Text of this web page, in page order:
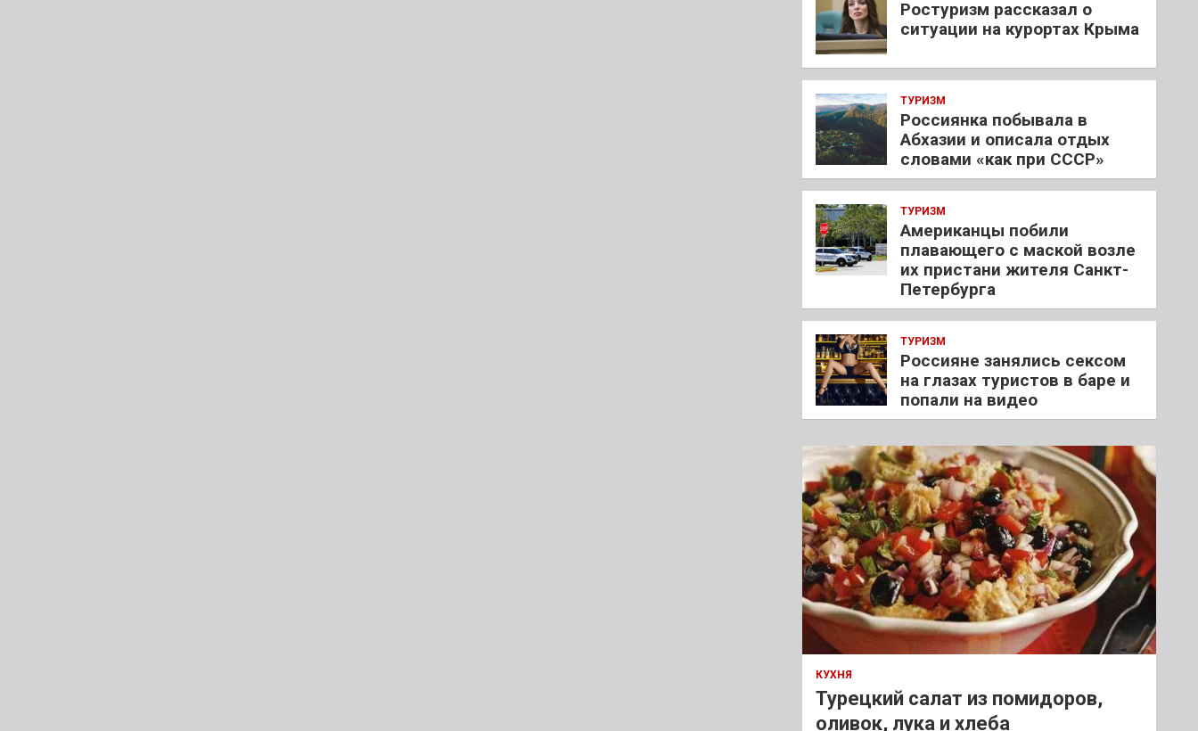
Ростуризм рассказал о
ситуации на курортах Крыма
ТУРИЗМ
Россиянка побывала в
Абхазии и описала отдых
словами «как при СССР»
ТУРИЗМ
Американцы побили
плавающего с маской возле
их пристани жителя Санкт-
Петербурга
ТУРИЗМ
Россияне занялись сексом
на глазах туристов в баре и
попали на видео
КУХНЯ
Турецкий салат из помидоров,
оливок, лука и хлеба